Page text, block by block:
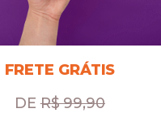
FRETE GRÁTIS
DER$ 99,90